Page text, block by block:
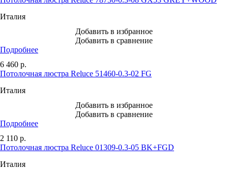
Италия
Добавить в избранное
Добавить в сравнение
Подробнее
6 460 р.
Потолочная люстра Reluce 51460-0.3-02 FG
Италия
Добавить в избранное
Добавить в сравнение
Подробнее
2 110 р.
Потолочная люстра Reluce 01309-0.3-05 BK+FGD
Италия